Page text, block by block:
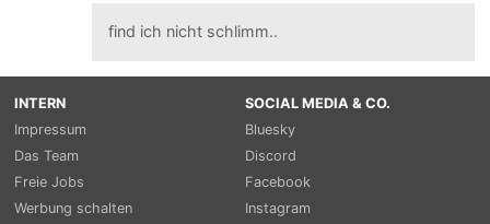
find ich nicht schlimm..
INTERN
Impressum
Das Team
Freie Jobs
Werbung schalten
SOCIAL MEDIA & CO.
Bluesky
Discord
Facebook
Instagram